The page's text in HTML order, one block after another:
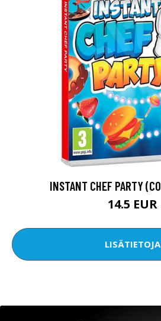
INSTANT CHEF PARTY
14.5 EUR
LISÄTIETOJA